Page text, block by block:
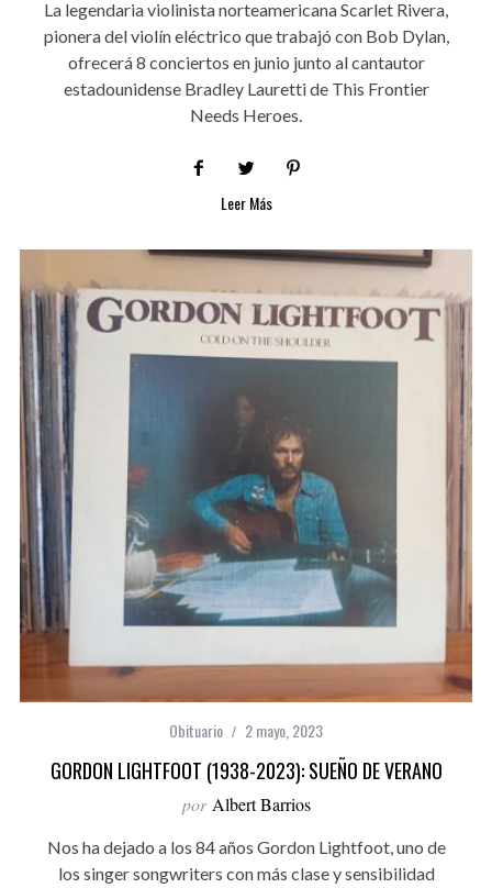
La legendaria violinista norteamericana Scarlet Rivera,
pionera del violín eléctrico que trabajó con Bob Dylan,
ofrecerá 8 conciertos en junio junto al cantautor
estadounidense Bradley Lauretti de This Frontier
Needs Heroes.
Leer Más
Obituario 2 mayo, 2023
GORDON LIGHTFOOT (1938-2023): SUEÑO DE VERANO
por Albert Barrios
Nos ha dejado a los 84 años Gordon Lightfoot, uno de
los singer songwriters con más clase y sensibilidad